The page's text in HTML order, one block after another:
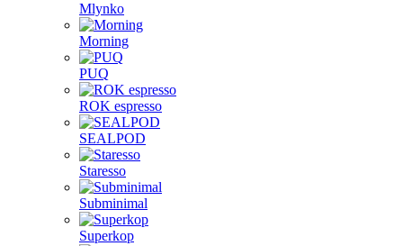
Mlynko
Morning
PUQ
ROK espresso
SEALPOD
Staresso
Subminimal
Superkop